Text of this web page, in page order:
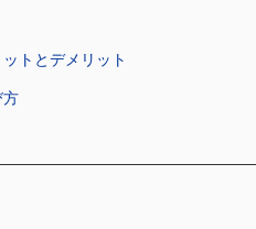
トとデメリット
方